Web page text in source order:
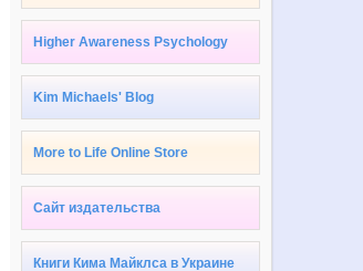
Higher Awareness Psychology
Kim Michaels' Blog
More to Life Online Store
Сайт издательства
Книги Кима Майклса в Украине